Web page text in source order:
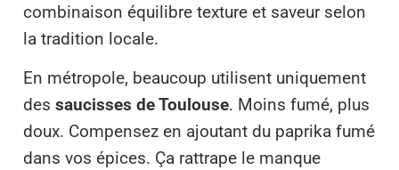
combinaison équilibre texture et saveur selon
la tradition locale.
En métropole, beaucoup utilisent uniquement
des saucisses de Toulouse. Moins fumé, plus
doux. Compensez en ajoutant du paprika fumé
dans vos épices. Ça rattrape le manque